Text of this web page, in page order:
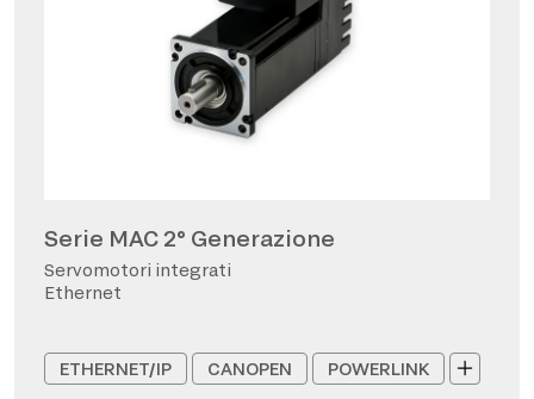
Serie MAC 2° Generazione
Servomotori integrati
Ethernet
ETHERNET/IP CANOPEN POWERLINK